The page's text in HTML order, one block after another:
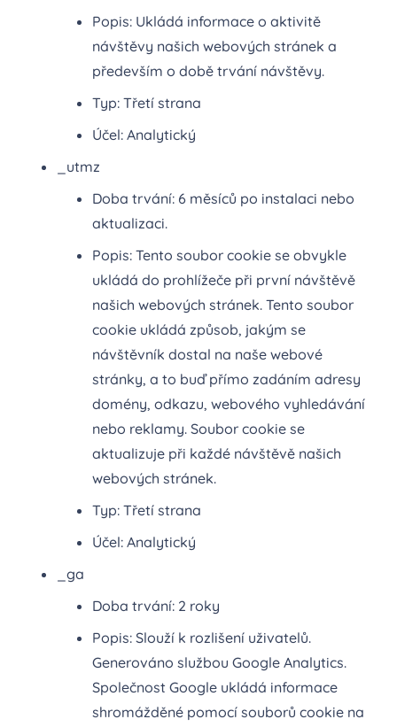
Popis: Ukládá informace o aktivitě
návštěvy našich webových stránek a
především o době trvání návštěvy.
Typ: Třetí strana
Účel: Analytický
_utmz
Doba trvání: 6 měsíců po instalaci nebo
aktualizaci.
Popis: Tento soubor cookie se obvykle
ukládá do prohlížeče při první návštěvě
našich webových stránek. Tento soubor
cookie ukládá způsob, jakým se
návštěvník dostal na naše webové
stránky, a to buď přímo zadáním adresy
domény, odkazu, webového vyhledávání
nebo reklamy. Soubor cookie se
aktualizuje při každé návštěvě našich
webových stránek.
Typ: Třetí strana
Účel: Analytický
_ga
Doba trvání: 2 roky
Popis: Slouží k rozlišení uživatelů.
Generováno službou Google Analytics.
Společnost Google ukládá informace
shromážděné pomocí souborů cookie na